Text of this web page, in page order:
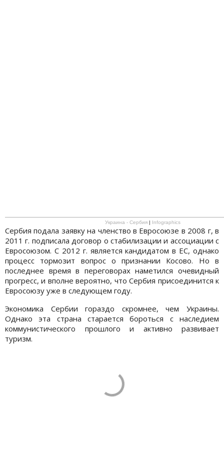
Украина - Сербия | Infographics
Сербия подала заявку на членство в Евросоюзе в 2008 г, в
2011 г. подписала договор о стабилизации и ассоциации с
Евросоюзом. С 2012 г. является кандидатом в ЕС, однако
процесс тормозит вопрос о признании Косово. Но в
последнее время в переговорах наметился очевидный
прогресс, и вполне вероятно, что Сербия присоединится к
Евросоюзу уже в следующем году.
Экономика Сербии гораздо скромнее, чем Украины.
Однако эта страна старается бороться с наследием
коммунистического прошлого и активно развивает
туризм.